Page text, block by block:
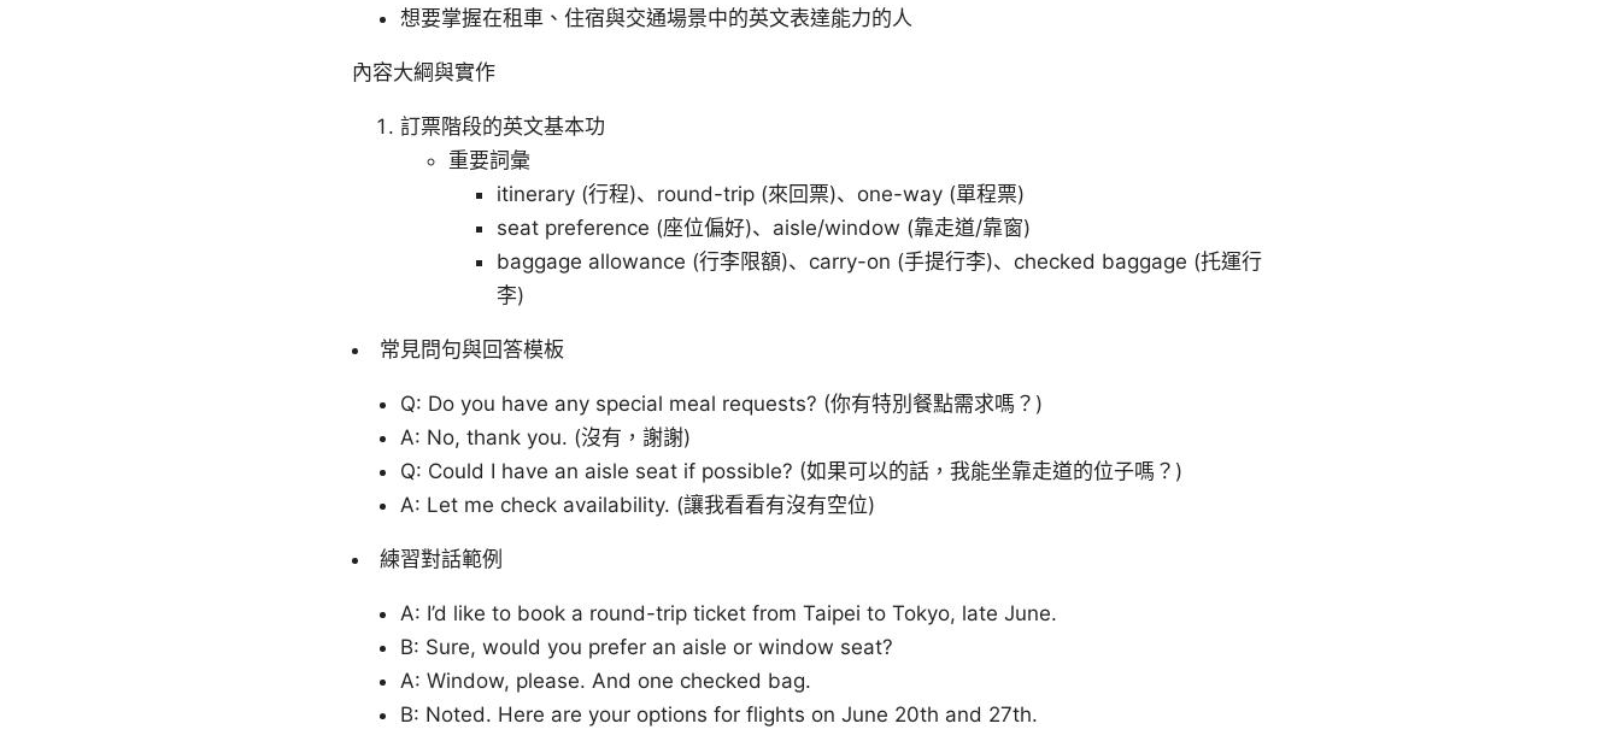
想要掌握在租車、住宿與交通場景中的英文表達能力的人
內容大綱與實作
訂票階段的英文基本功
重要詞彙
itinerary (行程)、round-trip (來回票)、one-way (單程票)
seat preference (座位偏好)、aisle/window (靠走道/靠窗)
baggage allowance (行李限額)、carry-on (手提行李)、checked baggage (托運行
李)
常見問句與回答模板
Q: Do you have any special meal requests? (你有特別餐點需求嗎？)
A: No, thank you. (沒有，謝謝)
Q: Could I have an aisle seat if possible? (如果可以的話，我能坐靠走道的位子嗎？)
A: Let me check availability. (讓我看看有沒有空位)
練習對話範例
A: I’d like to book a round-trip ticket from Taipei to Tokyo, late June.
B: Sure, would you prefer an aisle or window seat?
A: Window, please. And one checked bag.
B: Noted. Here are your options for flights on June 20th and 27th.